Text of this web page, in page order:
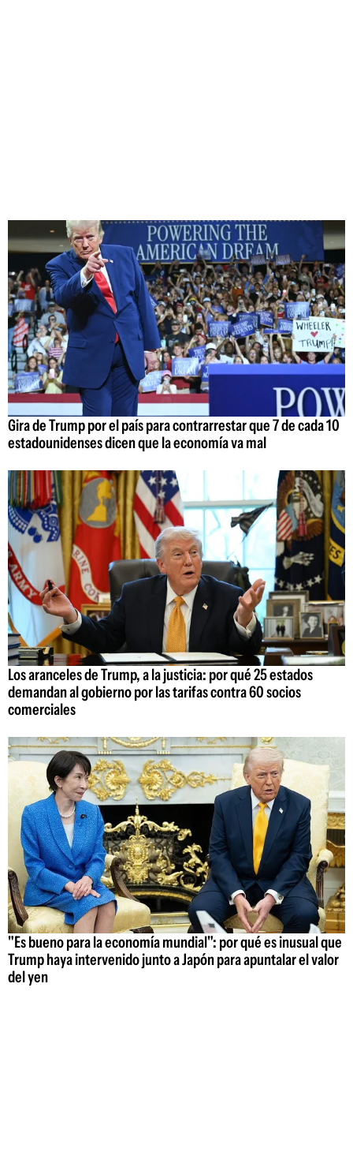
Gira de Trump por el país para contrarrestar que 7 de cada 10
estadounidenses dicen que la economía va mal
Los aranceles de Trump, a la justicia: por qué 25 estados
demandan al gobierno por las tarifas contra 60 socios
comerciales
"Es bueno para la economía mundial": por qué es inusual que
Trump haya intervenido junto a Japón para apuntalar el valor
del yen